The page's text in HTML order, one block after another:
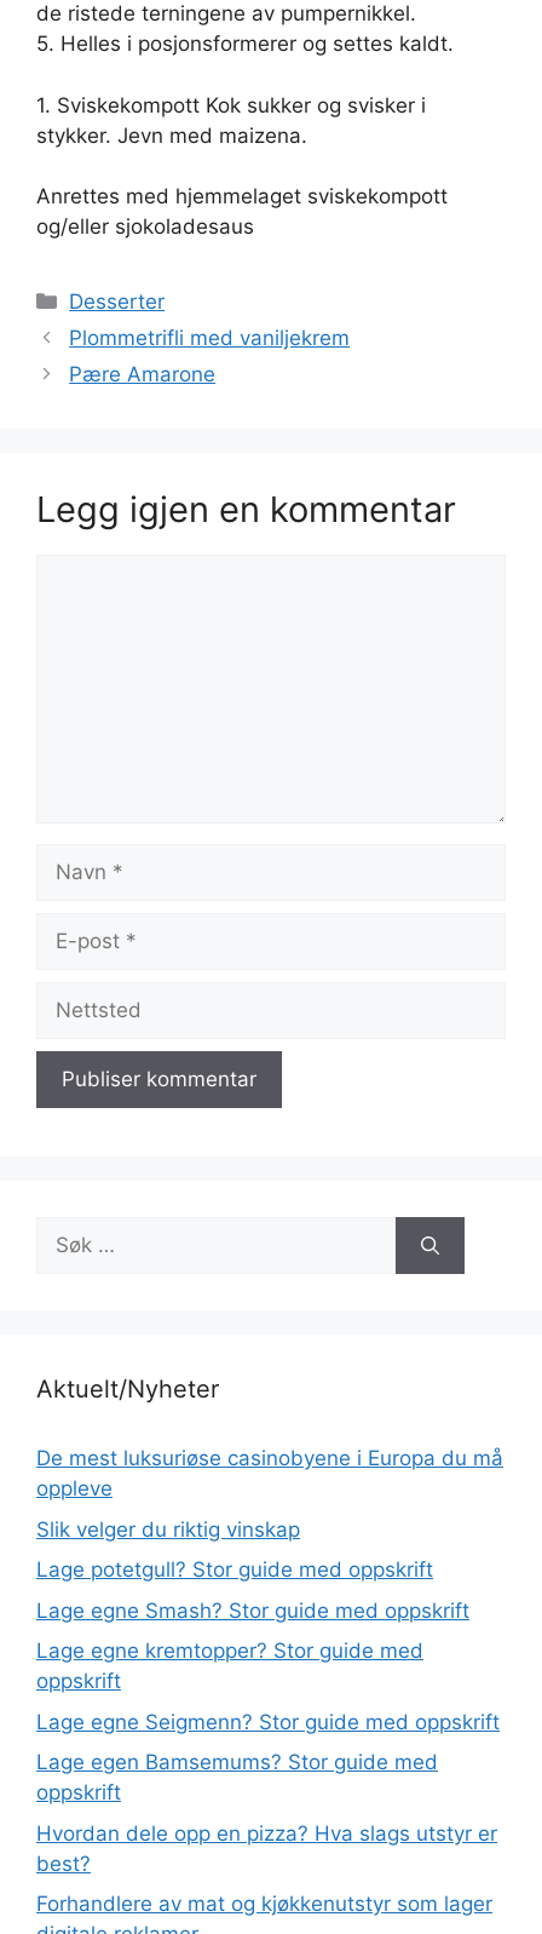
de ristede terningene av pumpernikkel.
5. Helles i posjonsformerer og settes kaldt.
1. Sviskekompott Kok sukker og svisker i
stykker. Jevn med maizena.
Anrettes med hjemmelaget sviskekompott
og/eller sjokoladesaus
Kategorier
Desserter
Plommetrifli med vaniljekrem
Pære Amarone
Legg igjen en kommentar
Navn
Nettsted
Søk
etter:
Aktuelt/Nyheter
De mest luksuriøse casinobyene i Europa du må
oppleve
Slik velger du riktig vinskap
Lage potetgull? Stor guide med oppskrift
Lage egne Smash? Stor guide med oppskrift
Lage egne kremtopper? Stor guide med
oppskrift
Lage egne Seigmenn? Stor guide med oppskrift
Lage egen Bamsemums? Stor guide med
oppskrift
Hvordan dele opp en pizza? Hva slags utstyr er
best?
Forhandlere av mat og kjøkkenutstyr som lager